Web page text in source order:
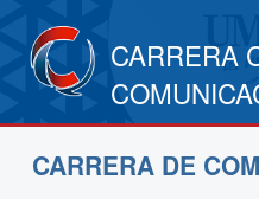
CARRERA
CARRERA DE